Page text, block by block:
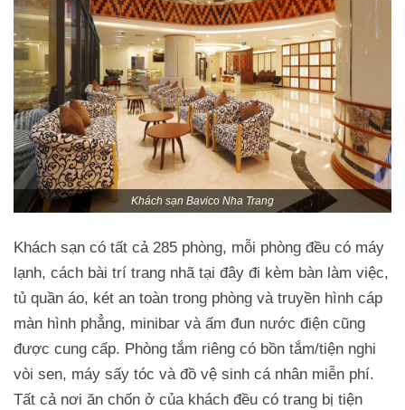
Khách sạn Bavico Nha Trang
Khách sạn có tất cả 285 phòng, mỗi phòng đều có máy
lạnh, cách bài trí trang nhã tại đây đi kèm bàn làm việc,
tủ quần áo, két an toàn trong phòng và truyền hình cáp
màn hình phẳng, minibar và ấm đun nước điện cũng
được cung cấp. Phòng tắm riêng có bồn tắm/tiện nghi
vòi sen, máy sấy tóc và đồ vệ sinh cá nhân miễn phí.
Tất cả nơi ăn chốn ở của khách đều có trang bị tiện